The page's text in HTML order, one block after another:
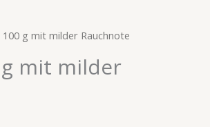
g mit milder Rauchnote
g mit milder